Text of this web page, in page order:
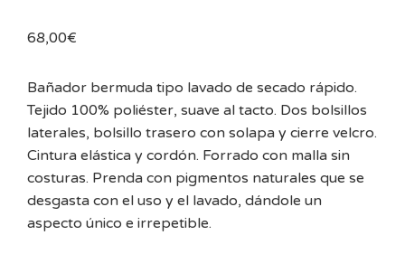
68,00€
Bañador bermuda tipo lavado de secado rápido.
Tejido 100% poliéster, suave al tacto. Dos bolsillos
laterales, bolsillo trasero con solapa y cierre velcro.
Cintura elástica y cordón. Forrado con malla sin
costuras. Prenda con pigmentos naturales que se
desgasta con el uso y el lavado, dándole un
aspecto único e irrepetible.